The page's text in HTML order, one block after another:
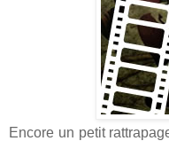
Encore un petit